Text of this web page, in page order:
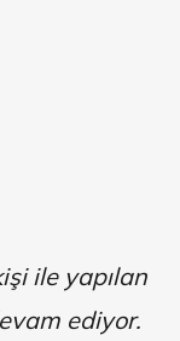
ile yapılan
ediyor.